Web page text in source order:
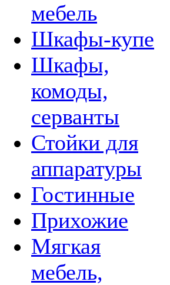
мебель
Шкафы-купе
Шкафы,
комоды,
серванты
Стойки для
аппаратуры
Гостинные
Прихожие
Мягкая
мебель,